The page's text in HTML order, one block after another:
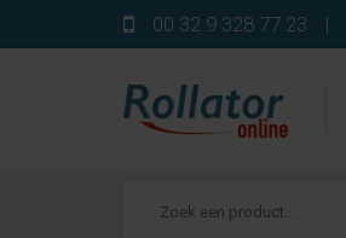
00 32 9 328 77 23 |